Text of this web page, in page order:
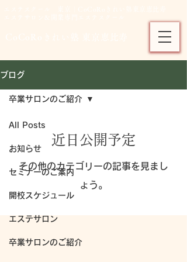
ブログ
All Posts
お知らせ
セミナーのご案内
開校スケジュール
エステサロン
卒業サロンのご紹介
卒業サロンのご紹介
近日公開予定
その他のカテゴリーの記事を見まし
ょう。